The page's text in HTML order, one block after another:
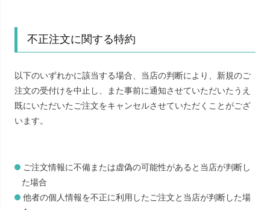
不正注文に関する特約
以下のいずれかに該当する場合、当店の判断により、新規のご
注文の受付けを中止し、また事前に通知させていただいたうえ
既にいただいたご注文をキャンセルさせていただくことがござ
います。
ご注文情報に不備または虚偽の可能性があると当店が判断し
た場合
他者の個人情報を不正に利用したご注文と当店が判断した場